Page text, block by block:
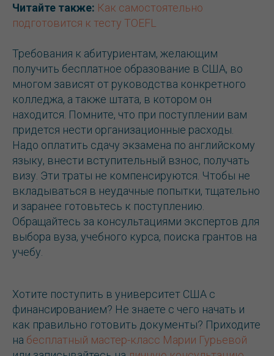
Читайте также: Как самостоятельно
подготовится к тесту TOEFL
Требования к абитуриентам, желающим
получить бесплатное образование в США, во
многом зависят от руководства конкретного
колледжа, а также штата, в котором он
находится. Помните, что при поступлении вам
придется нести организационные расходы.
Надо оплатить сдачу экзамена по английскому
языку, внести вступительный взнос, получать
визу. Эти траты не компенсируются. Чтобы не
вкладываться в неудачные попытки, тщательно
и заранее готовьтесь к поступлению.
Обращайтесь за консультациями экспертов для
выбора вуза, учебного курса, поиска грантов на
учебу.
Хотите поступить в университет США с
финансированием? Не знаете с чего начать и
как правильно готовить документы? Приходите
на бесплатный мастер-класс Марии Гурьевой
Политика обработки персональных данных
Кодекс резидента
Сведения об образовательной организации